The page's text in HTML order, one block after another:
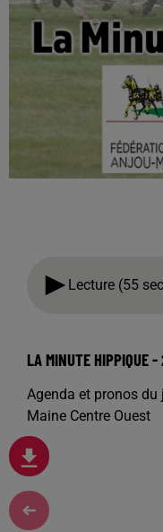
Lecture (55
LA MINUTE HIPPIQUE
Agenda et pronos du
Maine Centre Ouest